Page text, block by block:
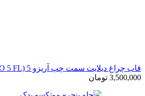
قاب چراغ دیلایت سمت چپ آریزو 5 FL (ARRIZO 5 FL)
3,500,000 تومان